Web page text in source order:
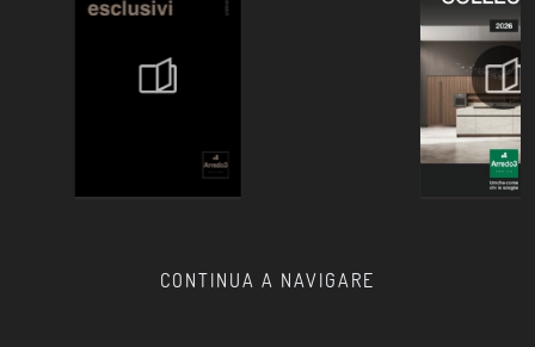
CONTINUA A NAVIGARE